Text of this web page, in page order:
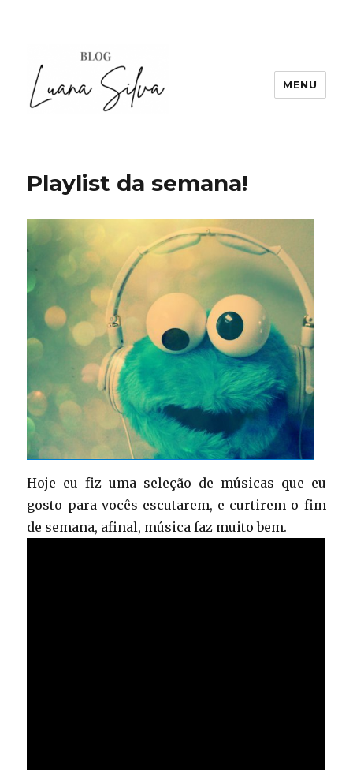
MENU
Playlist da semana!
Hoje eu fiz uma seleção de músicas que eu
gosto para vocês escutarem, e curtirem o fim
de semana, afinal, música faz muito bem.